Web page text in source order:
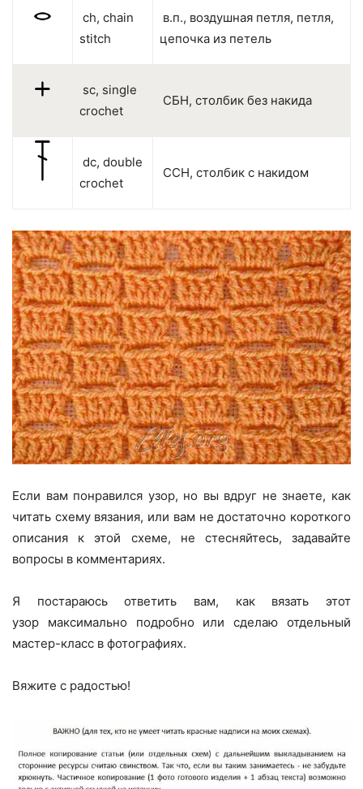
ch, chain
stitch
в.п., воздушная петля, петля,
цепочка из петель
sc, single
crochet
СБН, столбик без накида
dc, double
crochet
ССН, столбик с накидом
Если вам понравился узор, но вы вдруг не знаете, как
читать схему вязания, или вам не достаточно короткого
описания к этой схеме, не стесняйтесь, задавайте
вопросы в комментариях.
Я постараюсь ответить вам, как вязать этот
узор максимально подробно или сделаю отдельный
мастер-класс в фотографиях.
Вяжите с радостью!